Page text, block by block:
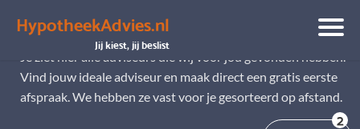
HypotheekAdvies.nl
Jij kiest, jij beslist
Alle adviseurs
Je ziet hier alle adviseurs die wij voor jou gevonden hebben.
Vind jouw ideale adviseur en maak direct een gratis eerste
afspraak. We hebben ze vast voor je gesorteerd op afstand.
2